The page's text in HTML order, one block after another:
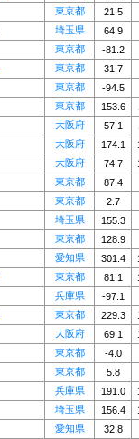
東京都
21.5
埼玉県
64.9
東京都
-81.2
東京都
31.7
東京都
-94.5
東京都 153.6
大阪府 57.1
大阪府 174.1
大阪府 74.7
東京都
87.4
東京都
2.7
埼玉県
155.3
東京都
128.9
愛知県 301.4
東京都 81.1
兵庫県
-97.1
東京都 229.3
大阪府 69.1
東京都
-4.0
東京都
5.8
兵庫県 191.0
埼玉県 156.4
愛知県
32.8